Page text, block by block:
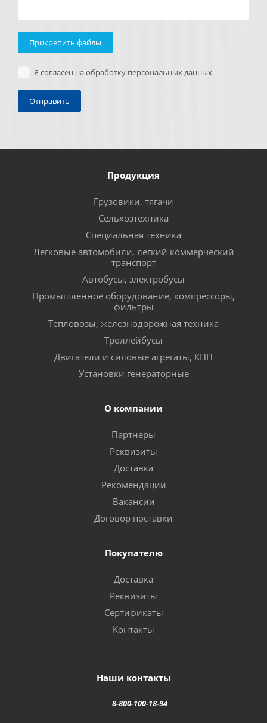
Прикрепить файлы
Я согласен на обработку персональных данных
Продукция
Грузовики, тягачи
Сельхозтехника
Специальная техника
Легковые автомобили, легкий коммерческий
транспорт
Автобусы, электробусы
Промышленное оборудование, компрессоры,
фильтры
Тепловозы, железнодорожная техника
Троллейбусы
Двигатели и силовые агрегаты, КПП
Установки генераторные
О компании
Партнеры
Реквизиты
Доставка
Рекомендации
Вакансии
Договор поставки
Покупателю
Доставка
Реквизиты
Сертификаты
Контакты
Наши контакты
8-800-100-18-94